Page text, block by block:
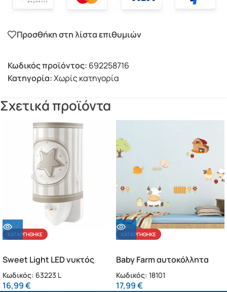
Προσθήκη στη λίστα επιθυμιών
Κωδικός προϊόντος: 692258716
Κατηγορία:Χωρίς κατηγορία
Σχετικά προϊόντα
ΚΑΤΑΡΓΉΘΗΚΕ
Sweet Light LED νυκτός
πρίζας γκρι
Κωδικός: 63223 L
16,99€
ΚΑΤΑΡΓΉΘΗΚΕ
Baby Farm αυτοκόλλητα
τοίχου L
Κωδικός: 18101
17,99€